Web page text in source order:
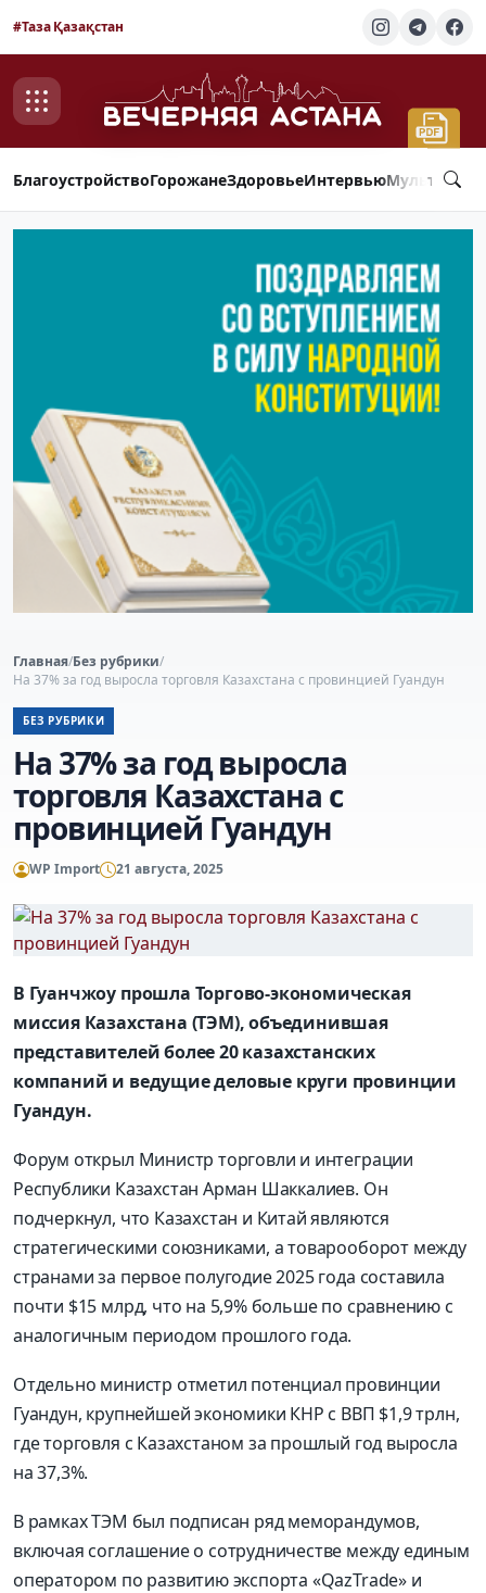
#Таза Қазақстан
БлагоустройствоГорожанеЗдоровьеИнтервью
Главная/Без рубрики/
На 37% за год выросла торговля Казахстана с провинцией Гуандун
БЕЗ РУБРИКИ
На 37% за год выросла
торговля Казахстана с
провинцией Гуандун
WP Import 21 августа, 2025
В Гуанчжоу прошла Торгово-экономическая
миссия Казахстана (ТЭМ), объединившая
представителей более 20 казахстанских
компаний и ведущие деловые круги провинции
Гуандун.
Форум открыл Министр торговли и интеграции
Республики Казахстан Арман Шаккалиев. Он
подчеркнул, что Казахстан и Китай являются
стратегическими союзниками, а товарооборот между
странами за первое полугодие 2025 года составила
почти $15 млрд, что на 5,9% больше по сравнению с
аналогичным периодом прошлого года.
Отдельно министр отметил потенциал провинции
Гуандун, крупнейшей экономики КНР с ВВП $1,9 трлн,
где торговля с Казахстаном за прошлый год выросла
на 37,3%.
В рамках ТЭМ был подписан ряд меморандумов,
включая соглашение о сотрудничестве между единым
оператором по развитию экспорта «QazTrade» и